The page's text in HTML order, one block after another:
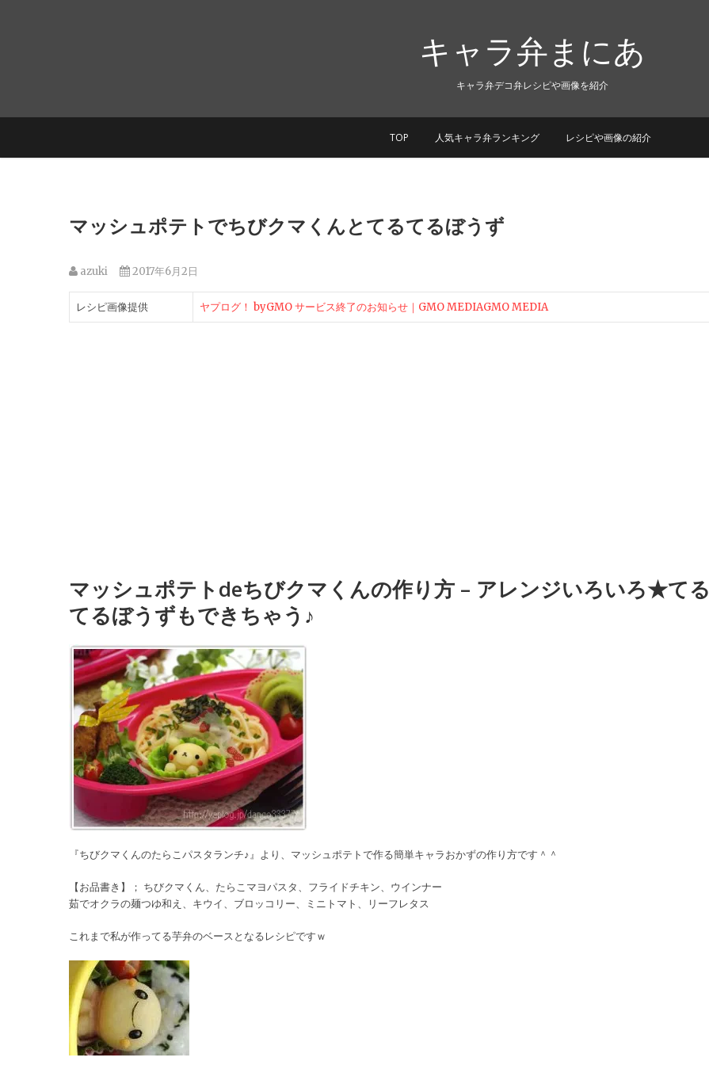
キャラ弁まにあ
キャラ弁デコ弁レシピや画像を紹介
TOP 人気キャラ弁ランキング レシピや画像の紹介
マッシュポテトでちびクマくんとてるてるぼうず
azuki 2017年6月2日
レシピ画像提供 ヤプログ！ byGMO サービス終了のお知らせ｜GMO MEDIAGMO MEDIA
マッシュポテトdeちびクマくんの作り方 – アレンジいろいろ★てる
てるぼうずもできちゃう♪
『ちびクマくんのたらこパスタランチ♪』より、マッシュポテトで作る簡単キャラおかずの作り方です＾＾
【お品書き】； ちびクマくん、たらこマヨパスタ、フライドチキン、ウインナー
茹でオクラの麺つゆ和え、キウイ、ブロッコリー、ミニトマト、リーフレタス
これまで私が作ってる芋弁のベースとなるレシピですｗ